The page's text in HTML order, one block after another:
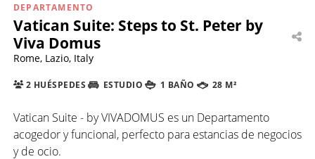
DEPARTAMENTO
Vatican Suite: Steps to St. Peter by
Viva Domus
Rome, Lazio, Italy
2 HUÉSPEDES ESTUDIO 1 BAÑO 28 M²
Vatican Suite - by VIVADOMUS es un Departamento
acogedor y funcional, perfecto para estancias de negocios
y de ocio.